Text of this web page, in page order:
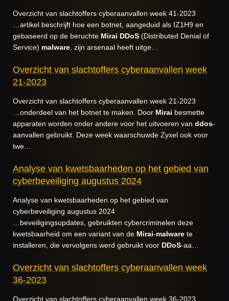
Overzicht van slachtoffers cyberaanvallen week 41-2023
…artikel beschrijft hoe een botnet, aangeduid als IZ1H9 en
gebaseerd op de beruchte Mirai DDoS (Distributed Denial of
Service) malware , zijn arsenaal heeft uitge…
Overzicht van slachtoffers cyberaanvallen week
21-2023
Overzicht van slachtoffers cyberaanvallen week 21-2023
…onderdeel van het botnet te maken. Door Mirai besmette
apparaten worden onder andere voor het uitvoeren van ddos-
aanvallen gebruikt. Deze week waarschuwde Zyxel ook voor
twe…
Analyse van kwetsbaarheden op het gebied van
cyberbeveiliging augustus 2024
Analyse van kwetsbaarheden op het gebied van
cyberbeveiliging augustus 2024
…beveiligingsupdates, gebruikten cybercriminelen deze
kwetsbaarheid om een variant van de Mirai-malware te
installeren, die vervolgens werd gebruikt voor DDoS-aa…
Overzicht van slachtoffers cyberaanvallen week
36-2023
Overzicht van slachtoffers cyberaanvallen week 36-2023